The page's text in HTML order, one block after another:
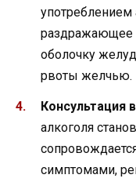
употреблением
раздражающее
оболочку
рвоты желчью.
Консультация
алкоголя
симптомами,